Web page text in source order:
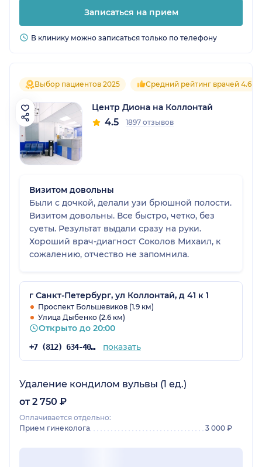
Записаться на прием
В клинику можно записаться только по телефону
Выбор пациентов 2025 Средний рейтинг врачей 4.6
Центр Диона на Коллонтай
4.5 1897 отзывов
Визитом довольны
Были с дочкой, делали узи брюшной полости.
Визитом довольны. Все быстро, четко, без
суеты. Результат выдали сразу на руки.
Хороший врач-диагност Соколов Михаил, к
сожалению, отчество не запомнила.
г Санкт-Петербург, ул Коллонтай, д 41 к 1
Проспект Большевиков (1.9 км)
Улица Дыбенко (2.6 км)
Открыто до 20:00
+7 (812) 634-40-76 показать
Удаление кондилом вульвы (1 ед.)
от 2 750 ₽
Оплачивается отдельно:
Прием гинеколога
3 000 ₽